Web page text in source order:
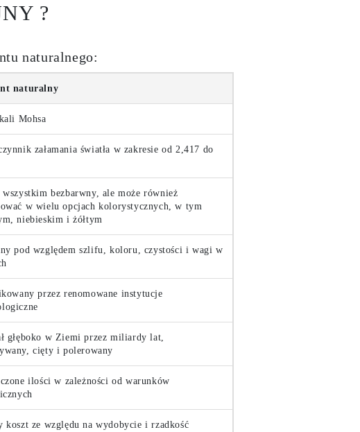
?
naturalnego:
naturalny
Mohsa
załamania światła w zakresie od 2,417 do
wszystkim bezbarwny, ale może również
w wielu opcjach kolorystycznych, w tym
niebieskim i żółtym
pod względem szlifu, koloru, czystości i wagi w
przez renomowane instytucje
głęboko w Ziemi przez miliardy lat,
cięty i polerowany
ilości w zależności od warunków
koszt ze względu na wydobycie i rzadkość